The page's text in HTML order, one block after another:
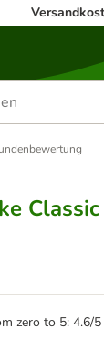
Classic
zero to 5: 4.6/5